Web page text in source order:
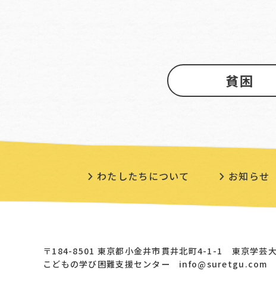
貧困
わたしたちについて お知らせ
〒184-8501 東京都小金井市貫井北町4-1-1 東京学芸
こどもの学び困難支援センター info@suretgu.com